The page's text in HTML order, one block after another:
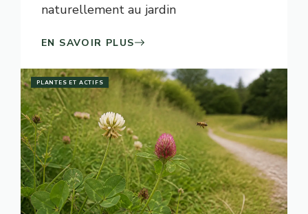
naturellement au jardin
EN SAVOIR PLUS
PLANTES ET ACTIFS